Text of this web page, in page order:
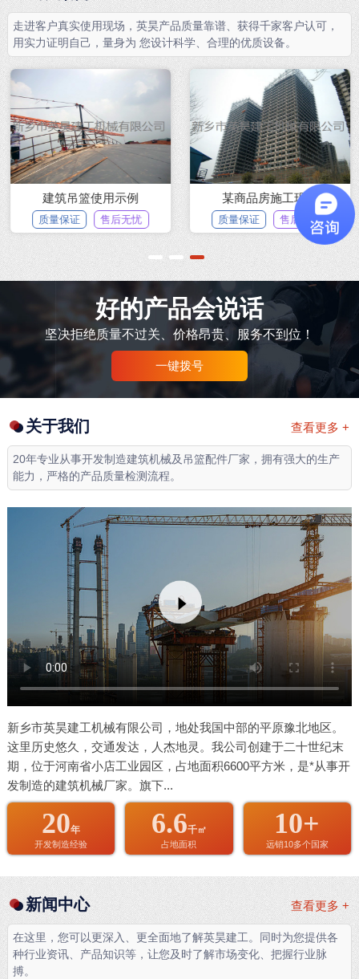
走进客户真实使用现场，英昊产品质量靠谱、获得千家客户认可，
用实力证明自己，量身为 您设计科学、合理的优质设备。
建筑吊篮使用示例
质量保证 售后无忧
某商品房施工现场
质量保证 售后无忧
1 2 3
好的产品会说话
坚决拒绝质量不过关、价格昂贵、服务不到位！
一键拨号
查看更多 +
关于我们
20年专业从事开发制造建筑机械及吊篮配件厂家，拥有强大的生产
能力，严格的产品质量检测流程。
新乡市英昊建工机械有限公司，地处我国中部的平原豫北地区。
这里历史悠久，交通发达，人杰地灵。我公司创建于二十世纪末
期，位于河南省小店工业园区，占地面积6600平方米，是*从事开
发制造的建筑机械厂家。旗下...
20年
开发制造经验
6.6千㎡
占地面积
10+
远销10多个国家
查看更多 +
新闻中心
在这里，您可以更深入、更全面地了解英昊建工。同时为您提供各
种行业资讯、产品知识等，让您及时了解市场变化、把握行业脉
搏。